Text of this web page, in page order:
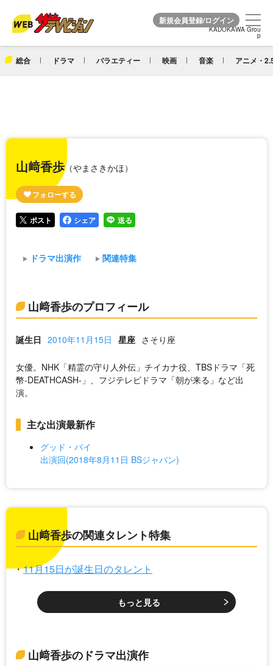
KADOKAWA Grou
p
総合 ドラマ バラエティー 映画 音楽 アニメ・
KADOKAWA Grou
p
山﨑香歩（やまさきかほ）
ポスト シェア 送る
ドラマ出演作 関連特集
山﨑香歩のプロフィール
誕生日 2010年11月15日 星座 さそり座
女優。NHK「精霊の守り人外伝」チイカナ役、TBSドラマ「死
幣-DEATHCASH-」、フジテレビドラマ「朝が来る」など出
演。
主な出演最新作
グッド・バイ
出演回(2018年8月11日 BSジャパン)
山﨑香歩の関連タレント特集
11月15日が誕生日のタレント
もっと見る
山﨑香歩のドラマ出演作